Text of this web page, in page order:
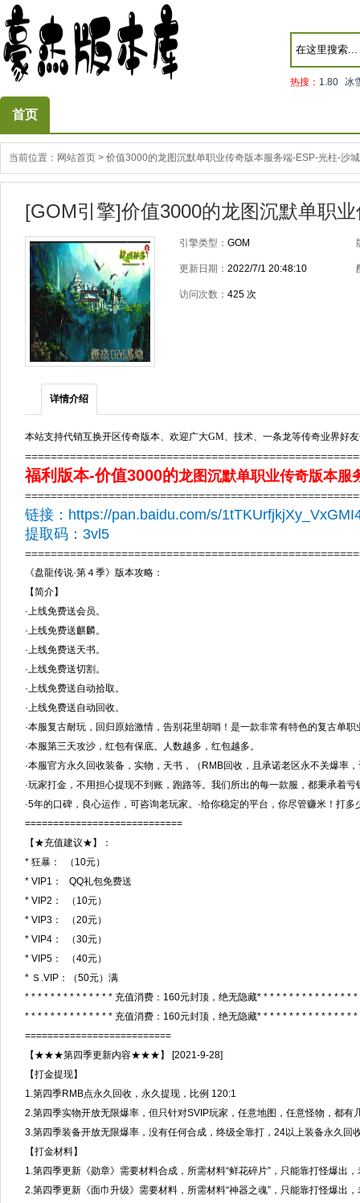
热搜： 1.80 冰
首页
当前位置： 网站首页 > 价值3000的龙图沉默单职业传奇版本服务端-ESP-光柱-沙
[GOM引擎]价值3000的龙图沉默单职
引擎类型： GOM
更新日期： 2022/7/1 20:48:10
访问次数： 425 次
详情介绍
本站支持代销互换开区传奇版本、欢迎广大GM、技术、一条龙等传奇业界好
福利版本-价值3000的龙图沉默单职业传奇版本服
链接：https://pan.baidu.com/s/
提取码：3vl5
《盘龍传说·第４季》版本攻略：
【简介】
·上线免费送会员。
·上线免费送麒麟。
·上线免费送天书。
·上线免费送切割。
·上线免费送自动拾取。
·上线免费送自动回收。
·本服复古耐玩，回归原始激情，告别花里胡哨！是一款非常有特色的复古单
·本服第三天攻沙，红包有保底。人数越多，红包越多。
·本服官方永久回收装备，实物，天书，（RMB回收，且承诺老区永不关爆率
·玩家打金，不用担心提现不到账，跑路等。我们所出的每一款服，都秉承着亏
·5年的口碑，良心运作，可咨询老玩家。·给你稳定的平台，你尽管赚米！打
============================
【★充值建议★】：
* 狂暴： （10元）
* VIP1： QQ礼包免费送
* VIP2： （10元）
* VIP3： （20元）
* VIP4： （30元）
* VIP5： （40元）
* Ｓ.VIP：（50元）满
* * * * * * * * * * * * * * 充值消费：160元封顶，绝无隐藏* * * * * * * * * * * * * * *
* * * * * * * * * * * * * * 充值消费：160元封顶，绝无隐藏* * * * * * * * * * * * * * *
==========================
【★★★第四季更新内容★★★】 [2021-9-28]
【打金提现】
1.第四季RMB点永久回收，永久提现，比例 120:1
2.第四季实物开放无限爆率，但只针对SVIP玩家，任意地图，任意怪物，都
3.第四季装备开放无限爆率，没有任何合成，终级全靠打，24以上装备永久回
【打金材料】
1.第四季更新《勋章》需要材料合成，所需材料“鲜花碎片”，只能靠打怪爆出
2.第四季更新《面巾升级》需要材料，所需材料“神器之魂”，只能靠打怪爆出